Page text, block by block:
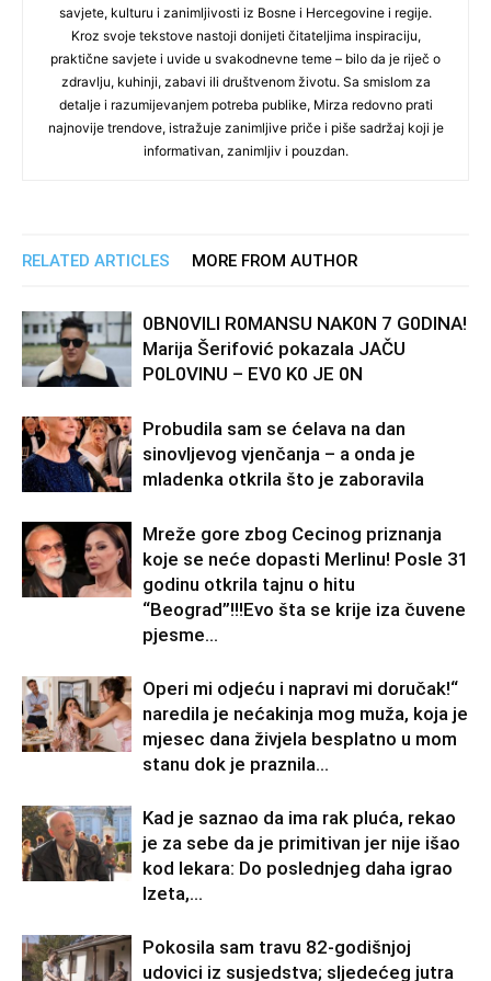
savjete, kulturu i zanimljivosti iz Bosne i Hercegovine i regije.
Kroz svoje tekstove nastoji donijeti čitateljima inspiraciju,
praktične savjete i uvide u svakodnevne teme – bilo da je riječ o
zdravlju, kuhinji, zabavi ili društvenom životu. Sa smislom za
detalje i razumijevanjem potreba publike, Mirza redovno prati
najnovije trendove, istražuje zanimljive priče i piše sadržaj koji je
informativan, zanimljiv i pouzdan.
RELATED ARTICLES MORE FROM AUTHOR
0BN0VlLl R0MANSU NAK0N 7 G0DlNA!
Marija Šerifović pokazala JAČU
P0L0VINU – EV0 K0 JE 0N
Probudila sam se ćelava na dan
sinovljevog vjenčanja – a onda je
mladenka otkrila što je zaboravila
Mreže gore zbog Cecinog priznanja
koje se neće dopasti Merlinu! Posle 31
godinu otkrila tajnu o hitu
“Beograd”!!!Evo šta se krije iza čuvene
pjesme...
Operi mi odjeću i napravi mi doručak!“
naredila je nećakinja mog muža, koja je
mjesec dana živjela besplatno u mom
stanu dok je praznila...
Kad je saznao da ima rak pluća, rekao
je za sebe da je primitivan jer nije išao
kod lekara: Do poslednjeg daha igrao
Izeta,...
Pokosila sam travu 82-godišnjoj
udovici iz susjedstva; sljedećeg jutra